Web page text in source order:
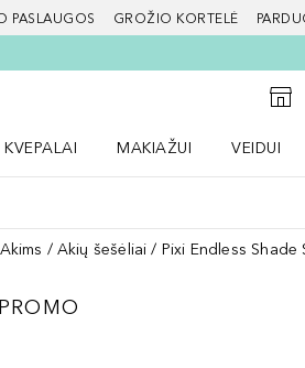
PASLAUGOS GROŽIO KORTELĖ
Į
KVEPALAI
MAKIAŽUI
VEIDUI
Akims Akių šešėliai Pixi Endless Shade